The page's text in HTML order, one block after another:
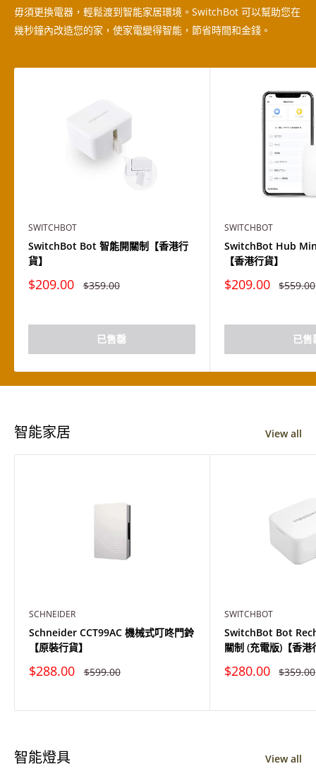
毋須更換電器，輕鬆渡到智能家居環境。SwitchBot 可以幫助您在
幾秒鐘內改造您的家，使家電變得智能，節省時間和金錢。
SWITCHBOT
SwitchBot Bot 智能開關制【香港行
貨】
特
$209.00 原
$359.00
已售罄
SWITCHBOT
SwitchBot Hub
【香港行貨】
特
$209.00 原
$559.00
已售
智能家居 View all
SCHNEIDER
Schneider CCT99AC 機械式叮咚門鈴
【原裝行貨】
特
$288.00 原
$599.00
SWITCHBOT
SwitchBot Bot
關制 (充電版)【香港
特
$280.00 原
$359.00
智能燈具 View all